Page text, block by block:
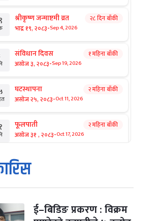
श्रीकृष्ण जन्माष्टमी व्रत
भाद्र १९, २०८३-Sep 4, 2026
२८ दिन बाँकी
संविधान दिवस
असोज ३, २०८३-Sep 19, 2026
१ महिना बाँकी
घटस्थापना
असोज २५, २०८३-Oct 11, 2026
२ महिना बाँकी
फूलपाती
असोज ३१ , २०८३-Oct 17, 2026
२ महिना बाँकी
कार्तिक सङ्क्रान्ति
कार्तिक १, २०८३
कार्तिक ३, २०८३-Oct 20, 2026
ई–बिडिङ प्रकरण : विक्रम